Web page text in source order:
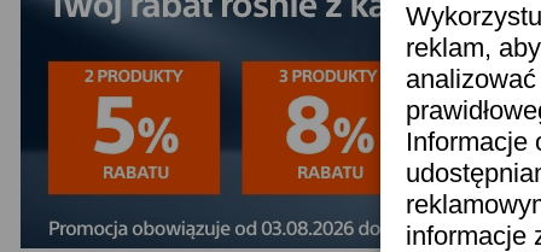
reklam,
Informacje
informacje